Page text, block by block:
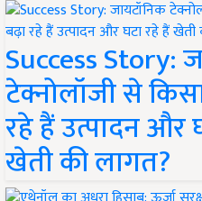
Success Story:
टेक्नोलॉजी से
रहे हैं उत्पादन और
खेती की लागत?